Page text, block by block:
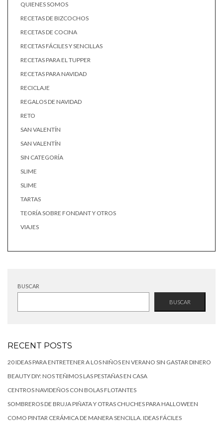
QUIENES SOMOS
RECETAS DE BIZCOCHOS
RECETAS DE COCINA
RECETAS FÁCILES Y SENCILLAS
RECETAS PARA EL TUPPER
RECETAS PARA NAVIDAD
RECICLAJE
REGALOS DE NAVIDAD
RETO
SAN VALENTÍN
SAN VALENTÍN
SIN CATEGORÍA
SLIME
SLIME
TARTAS
TEORÍA SOBRE FONDANT Y OTROS
VIAJES
BUSCAR
BUSCAR
RECENT POSTS
20 IDEAS PARA ENTRETENER A LOS NIÑOS EN VERANO SIN GASTAR DINERO
BEAUTY DIY: NOS TEÑIMOS LAS PESTAÑAS EN CASA
CENTROS NAVIDEÑOS CON BOLAS FLOTANTES
SOMBREROS DE BRUJA PIÑATA Y OTRAS CHUCHES PARA HALLOWEEN
COMO PINTAR CERÁMICA DE MANERA SENCILLA. IDEAS FÁCILES